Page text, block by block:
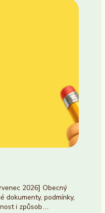
2026] Obecný
dokumenty, podmínky,
i způsob…